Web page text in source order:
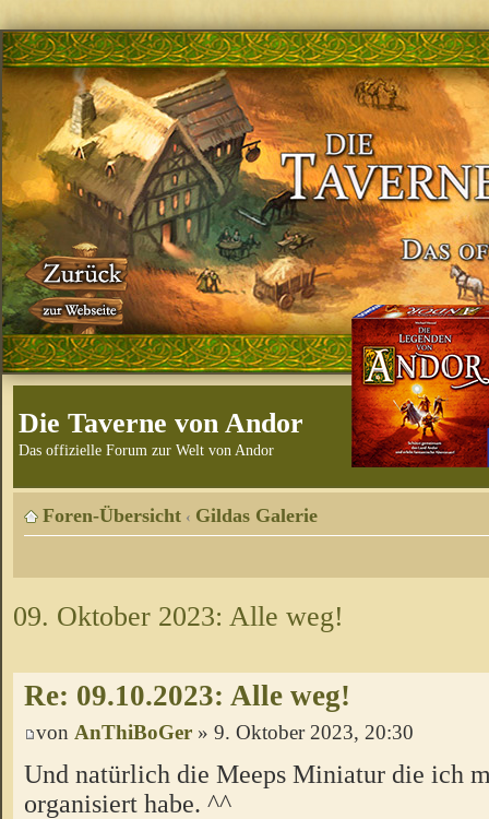
Die Taverne von Andor
Das offizielle Forum zur Welt von Andor
Foren-Übersicht ‹ Gildas Galerie
09. Oktober 2023: Alle weg!
Re: 09.10.2023: Alle weg!
von AnThiBoGer » 9. Oktober 2023, 20:30
Und natürlich die Meeps Miniatur die ich
organisiert habe. ^^